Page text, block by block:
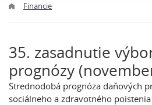
Financie
35. zasadnutie
prognózy
Strednodobá prognóza daňových
sociálneho a zdravotného